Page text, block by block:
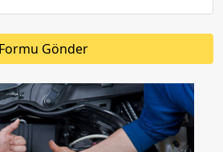
Formu Gönder